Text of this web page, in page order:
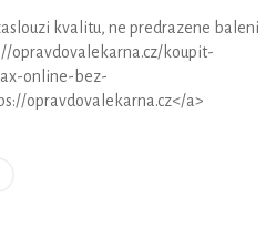
kvalitu, ne predrazene baleni
opravdovalekarna.cz/koupit-
online-bez-
opravdovalekarna.cz</a>